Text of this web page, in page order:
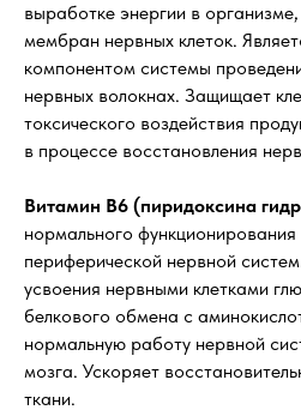
выработке энергии в
мембран нервных клеток.
компонентом системы
нервных волокнах. Защищает
токсического воздействия
в процессе восстановления
Витамин В6 (пиридоксина
нормального функционирования
периферической нервной
усвоения нервными клетками
белкового обмена с
нормальную работу нервной
мозга. Ускоряет
ткани.